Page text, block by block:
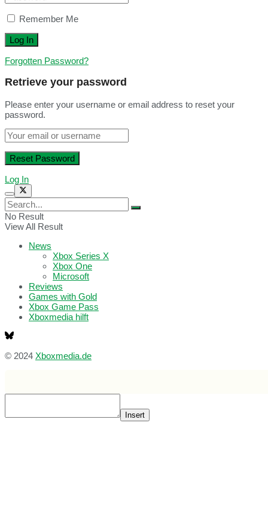
Remember Me
Forgotten Password?
Retrieve your password
Please enter your username or email address to reset your
password.
Log In
No Result
View All Result
News
Xbox Series X
Xbox One
Microsoft
Reviews
Games with Gold
Xbox Game Pass
Xboxmedia hilft
© 2024 Xboxmedia.de
Insert